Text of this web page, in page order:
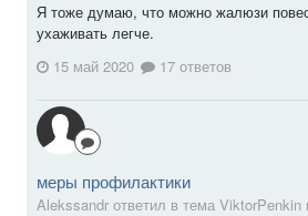
Я тоже думаю, что можно жалюзи
ухаживать легче.
15 май 2020
17 ответов
меры профилактики
Alekssandr ответил в тема ViktorPenkin